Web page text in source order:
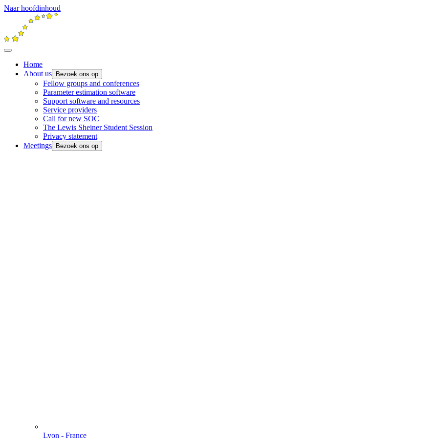
Naar hoofdinhoud
Home
About us
Bezoek ons op
Fellow groups and conferences
Parameter estimation software
Support software and resources
Service providers
Call for new SOC
The Lewis Sheiner Student Session
Privacy statement
Meetings
Bezoek ons op
Lyon - France